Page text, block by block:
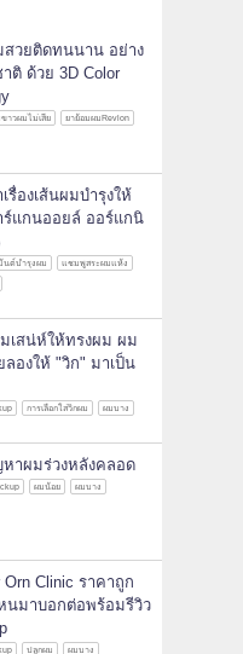
สวยติดทนนาน อย่าง
ติ ด้วย 3D Color
าวผมไม่เสีย
ยาย้อมผมRevlon
องเส้นผมบำรุงให้
ร์แกนออยล์ ออร์แกนิ
นต์บำรุงผม
แชมพูสระผมแห้ง
เสน่ห์ให้ทรงผม ผม
องให้ "วิก" มาเป็น
การเลือกใส่วิกผม ผมบาง
าผมร่วงหลังคลอด
ผมน้อย ผมบาง
Clinic ราคาถูก
นมาบอกต่อพร้อมรีวิว
ปลูกผม ผมบาง